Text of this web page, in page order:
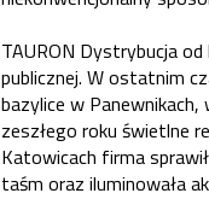
TAURON Dystrybucja
publicznej. W ostatnim
bazylice w
zeszłego roku świetlne
Katowicach firma
taśm oraz iluminowała